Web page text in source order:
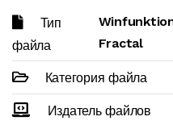
Тип
файла
Fractal
Категория файла
Издатель файлов